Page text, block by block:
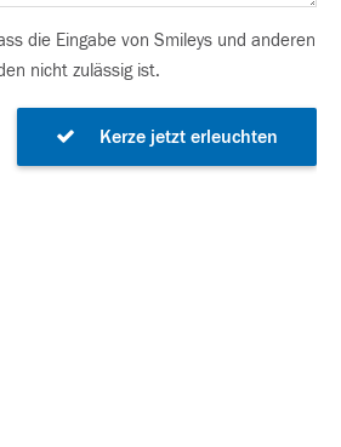
die Eingabe von Smileys und anderen
nicht zulässig ist.
Kerze jetzt erleuchten